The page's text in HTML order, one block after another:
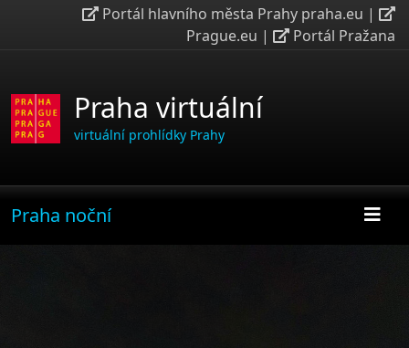
Portál hlavního města Prahy praha.eu |
Prague.eu | Portál Pražana
Praha virtuální
virtuální prohlídky Prahy
Praha noční